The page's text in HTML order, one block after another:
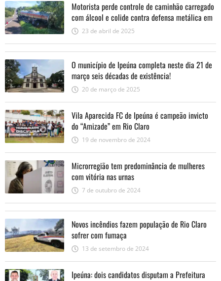
Motorista perde controle de caminhão carregado
com álcool e colide contra defensa metálica em
Ipeúna23 de abril de 2025
O município de Ipeúna completa neste dia 21 de
março seis décadas de existência!
20 de março de 2025
Vila Aparecida FC de Ipeúna é campeão invicto
do “Amizade” em Rio Claro
19 de novembro de 2024
Microrregião tem predominância de mulheres
com vitória nas urnas
7 de outubro de 2024
Novos incêndios fazem população de Rio Claro
sofrer com fumaça
13 de setembro de 2024
Ipeúna: dois candidatos disputam a Prefeitura